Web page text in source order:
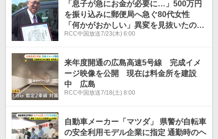
「息子が急にお金が必要に…」500万円
を振り込みに郵便局へ急ぐ80代女性
「何かがおかしい」異変を見抜いたのは
タクシー運転手 詐欺を未然に防ぐ
RCC中国放送7/23(木) 6:00
来年度開通の広島高速5号線 完成イメ
ージ映像を公開 現在は料金所を建設
中 広島
RCC中国放送7/18(土) 8:00
自動車メーカー「マツダ」 県警が自転車
の安全利用モデル企業に指定 通勤時のヘ